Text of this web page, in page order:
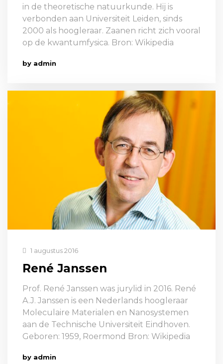
in de theoretische natuurkunde. Hij is
verbonden aan Universiteit Leiden, sinds
2000 als hoogleraar. Zaanen richt zich vooral
op de kwantumfysica. Bron: Wikipedia
by admin
1 augustus 2016
René Janssen
Prof. René Janssen was jurylid in 2016. René
A.J. Janssen is een Nederlands hoogleraar
Moleculaire Materialen en Nanosystemen
aan de Technische Universiteit Eindhoven.
Geboren: 1959, Roermond Bron: Wikipedia
by admin